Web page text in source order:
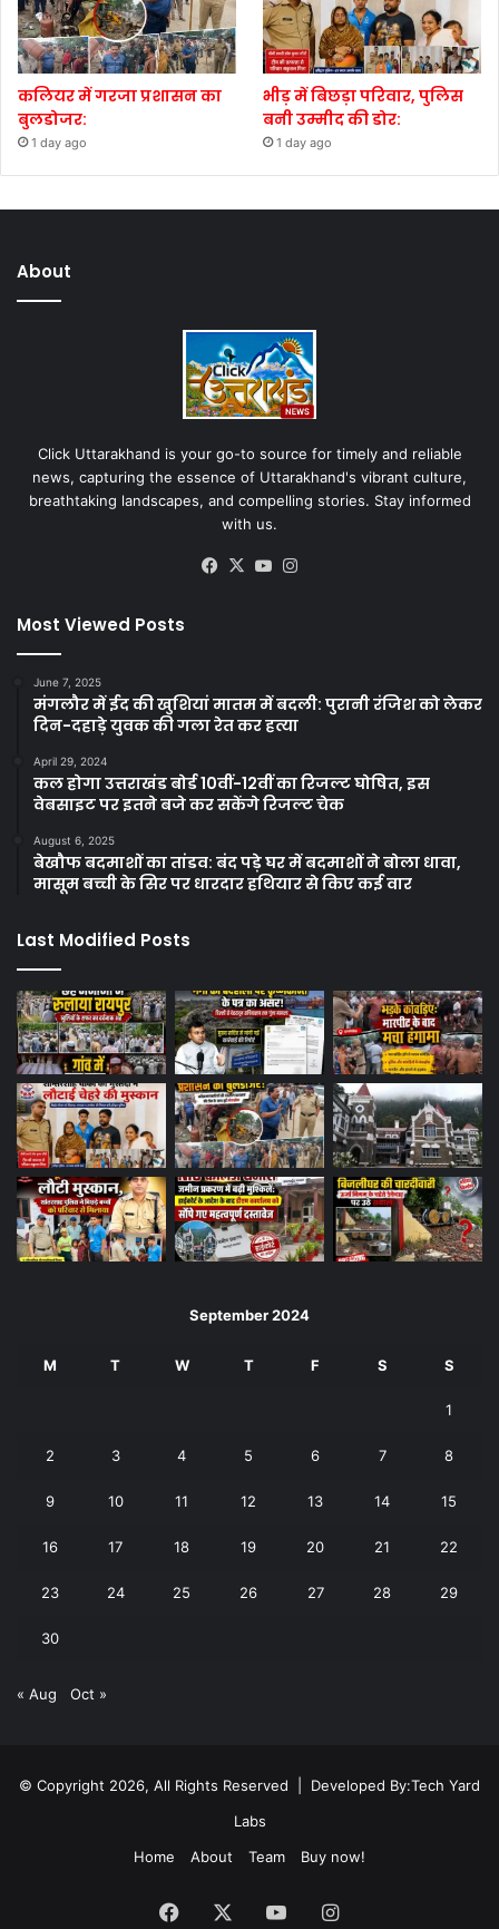
कलियर में गरजा प्रशासन का
बुलडोजर:
1 day ago
भीड़ में बिछड़ा परिवार, पुलिस
बनी उम्मीद की डोर:
1 day ago
About
Click Uttarakhand is your go-to source for timely and reliable
news, capturing the essence of Uttarakhand's vibrant culture,
breathtaking landscapes, and compelling stories. Stay informed
with us.
Facebook
X YouTube
Most Viewed Posts
June 7, 2025
मंगलौर में ईद की खुशियां मातम में बदली: पुरानी रंजिश को लेकर
दिन-दहाड़े युवक की गला रेत कर हत्या
April 29, 2024
कल होगा उत्तराखंड बोर्ड 10वीं-12वीं का रिजल्ट घोषित, इस
वेबसाइट पर इतने बजे कर सकेंगे रिजल्ट चेक
August 6, 2025
बेखौफ बदमाशों का तांडव: बंद पड़े घर में बदमाशों ने बोला धावा,
मासूम बच्ची के सिर पर धारदार हथियार से किए कई वार
Last Modified Posts
September 2024
M T W T F S S
1
2 3 4 5 6 7 8
9 10 11 12 13 14 15
16 17 18 19 20 21 22
23 24 25 26 27 28 29
30
« Aug Oct »
© Copyright 2026, All Rights Reserved | Developed By:Tech Yard
Labs
Home
About Team Buy now!
Facebook YouTubeInstagram